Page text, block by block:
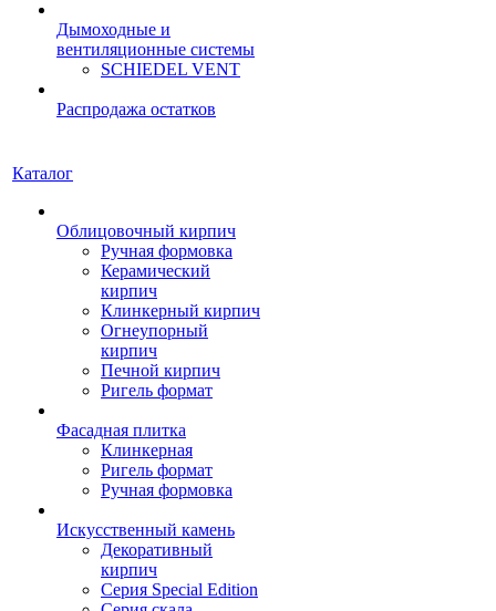
Дымоходные и
вентиляционные системы
SCHIEDEL VENT
Распродажа остатков
Каталог
Облицовочный кирпич
Ручная формовка
Керамический
кирпич
Клинкерный кирпич
Огнеупорный
кирпич
Печной кирпич
Ригель формат
Фасадная плитка
Клинкерная
Ригель формат
Ручная формовка
Искусственный камень
Декоративный
кирпич
Серия Special Edition